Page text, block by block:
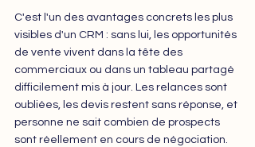
C'est l'un des avantages concrets les plus
visibles d'un CRM : sans lui, les opportunités
de vente vivent dans la tête des
commerciaux ou dans un tableau partagé
difficilement mis à jour. Les relances sont
oubliées, les devis restent sans réponse, et
personne ne sait combien de prospects
sont réellement en cours de négociation.